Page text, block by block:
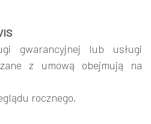
gwarancyjnej lub usługi
z umową obejmują na
rocznego,